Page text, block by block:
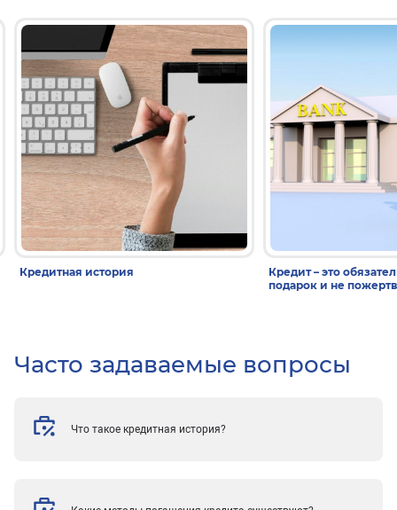
Кредитная история
Кредит – это
подарок и не
Часто задаваемые вопросы
Что такое кредитная история?